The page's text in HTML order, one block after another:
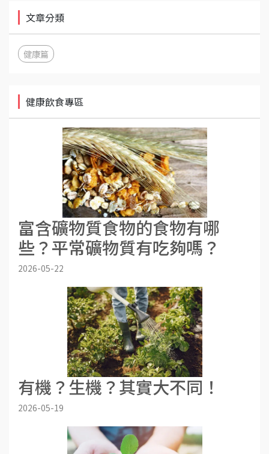
文章分類
健康篇
健康飲食專區
富含礦物質食物的食物有哪
些？平常礦物質有吃夠嗎？
2026-05-22
有機？生機？其實大不同！
2026-05-19